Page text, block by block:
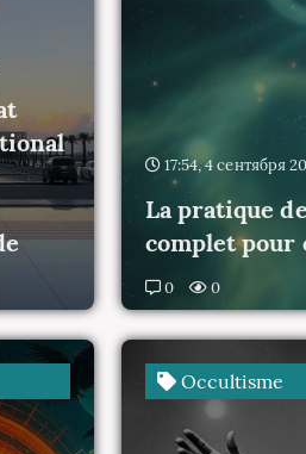
17:54, 4 сентября
La pratique
complet pour
0 0
Occultisme